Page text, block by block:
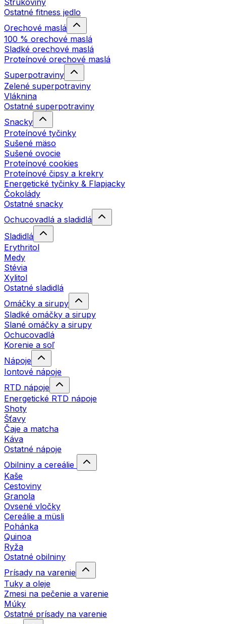
Strukoviny
Ostatné fitness jedlo
Orechové maslá
100 % orechové maslá
Sladké orechové maslá
Proteínové orechové maslá
Superpotraviny
Zelené superpotraviny
Vláknina
Ostatné superpotraviny
Snacky
Proteínové tyčinky
Sušené mäso
Sušené ovocie
Proteínové cookies
Proteínové čipsy a krekry
Energetické tyčinky & Flapjacky
Čokolády
Ostatné snacky
Ochucovadlá a sladidlá
Sladidlá
Erythritol
Medy
Stévia
Xylitol
Ostatné sladidlá
Omáčky a sirupy
Sladké omáčky a sirupy
Slané omáčky a sirupy
Ochucovadlá
Korenie a soľ
Nápoje
Iontové nápoje
RTD nápoje
Energetické RTD nápoje
Shoty
Šťavy
Čaje a matcha
Káva
Ostatné nápoje
Obilniny a cereálie
Kaše
Cestoviny
Granola
Ovsené vločky
Cereálie a müsli
Pohánka
Quinoa
Ryža
Ostatné obilniny
Prísady na varenie
Tuky a oleje
Zmesi na pečenie a varenie
Múky
Ostatné prísady na varenie